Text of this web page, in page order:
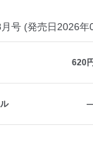
号 (発売日2026年
620円